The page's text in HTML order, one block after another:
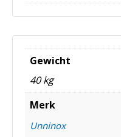
Gewicht
40 kg
Merk
Unninox